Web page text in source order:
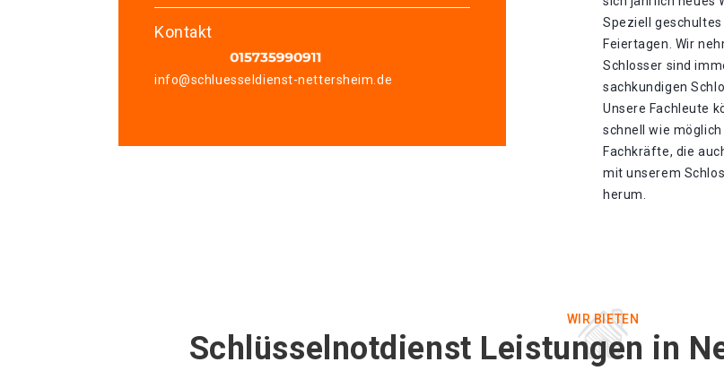
Kontakt
info@schluesseldienst-nettersheim.de
Speziell
Feiertagen. Wir
Schlosser sind
sachkundigen
Unsere Fachleute
schnell wie
Fachkräfte, die
mit unserem
herum.
WIR BIETEN
Schlüsselnotdienst Leistungen in